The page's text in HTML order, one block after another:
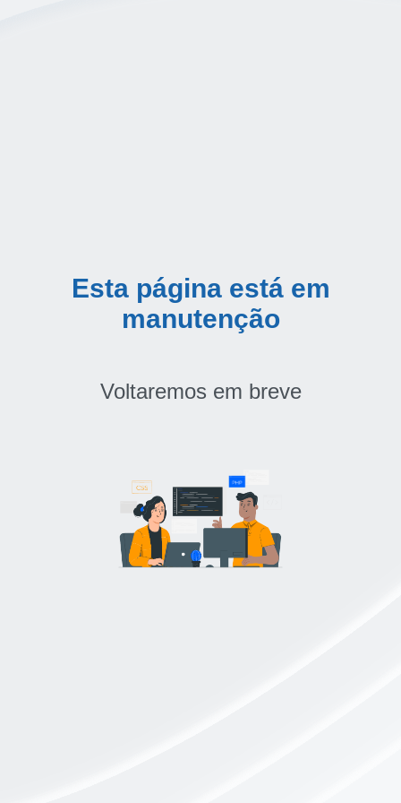
Esta página está em
manutenção
Voltaremos em breve